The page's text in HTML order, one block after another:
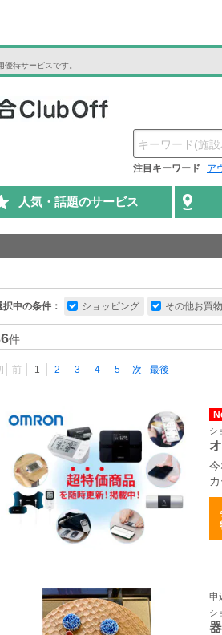
優待サービスです。
注目キーワード ア
人気・話題のサービス
択中の条件： ショッピング その他お買
件
前 1 2 3 4 5 次 最後
シ
申
シ